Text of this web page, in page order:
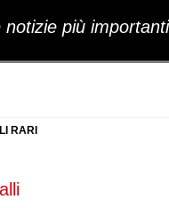
più
RARI